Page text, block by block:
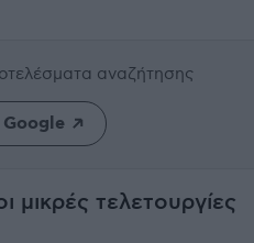
αναζήτησης
μικρές τελετουργίες